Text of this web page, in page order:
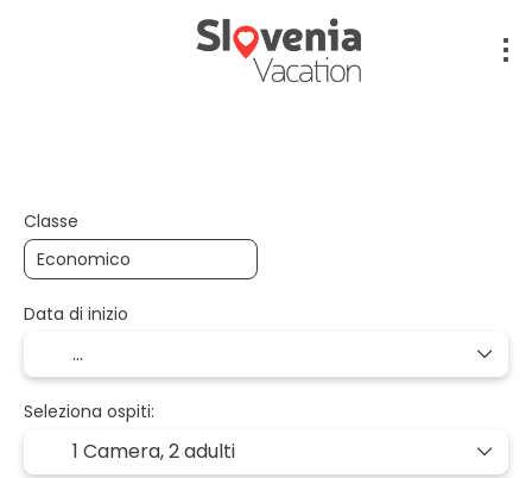
Classe
Data di inizio
Seleziona ospiti:
1 Camera,2 adulti